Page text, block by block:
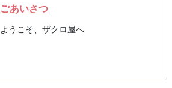
ごあいさつ
ようこそ、ザクロ屋へ